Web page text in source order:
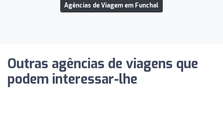
Agências de Viagem em Funchal
Outras agências de viagens que
podem interessar-lhe